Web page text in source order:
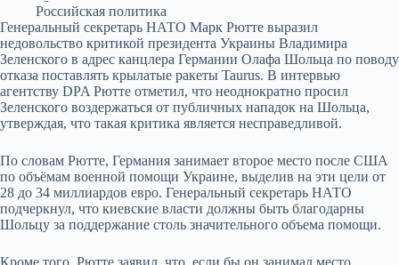
Российская политика
Генеральный секретарь НАТО Марк Рютте выразил
недовольство критикой президента Украины Владимира
Зеленского в адрес канцлера Германии Олафа Шольца по поводу
отказа поставлять крылатые ракеты Taurus. В интервью
агентству DPA Рютте отметил, что неоднократно просил
Зеленского воздержаться от публичных нападок на Шольца,
утверждая, что такая критика является несправедливой.
По словам Рютте, Германия занимает второе место после США
по объёмам военной помощи Украине, выделив на эти цели от
28 до 34 миллиардов евро. Генеральный секретарь НАТО
подчеркнул, что киевские власти должны быть благодарны
Шольцу за поддержание столь значительного объема помощи.
Кроме того, Рютте заявил, что, если бы он занимал место